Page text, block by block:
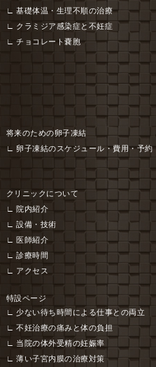
基礎体温・生理不順の治療
クラミジア感染症と不妊症
チョコレート嚢胞
将来のための卵子凍結
卵子凍結のスケジュール・費用・予約
クリニックについて
院内紹介
設備・技術
医師紹介
診療時間
アクセス
特設ページ
少ない待ち時間による仕事との両立
不妊治療の痛みと体の負担
当院の体外受精の妊娠率
薄い子宮内膜の治療対策